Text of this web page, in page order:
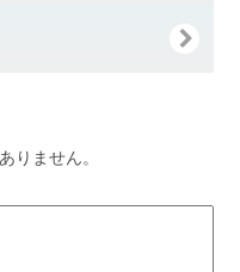
りません。